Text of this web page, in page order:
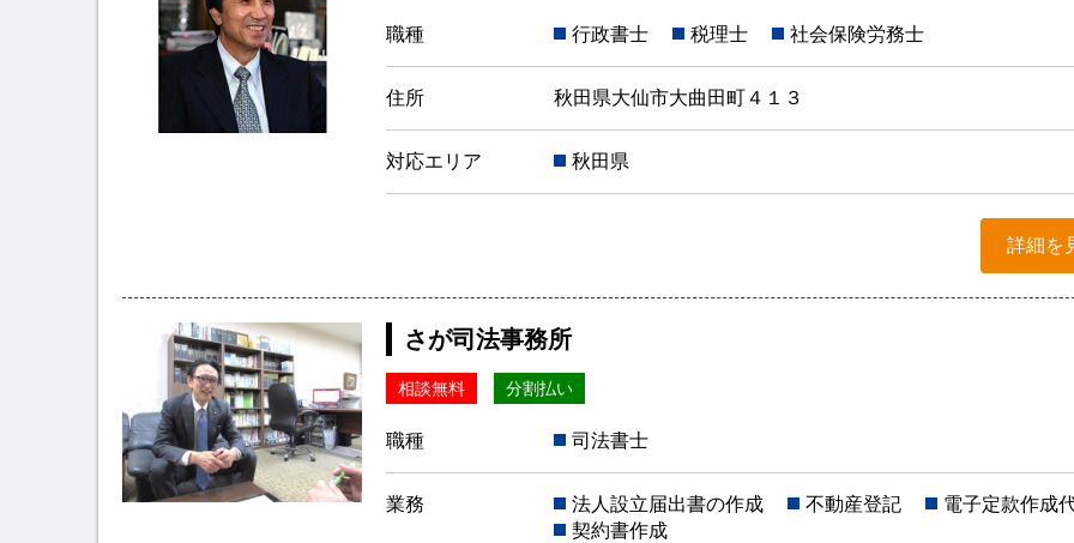
職種 行政書士 税理士 社会保険労務士
住所 秋田県大仙市大曲田町４１３
対応エリア 秋田県
詳細を
さが司法事務所
相談無料 分割払い
職種 司法書士
業務 法人設立届出書の作成 不動産登記
電子定款作成
契約書作成